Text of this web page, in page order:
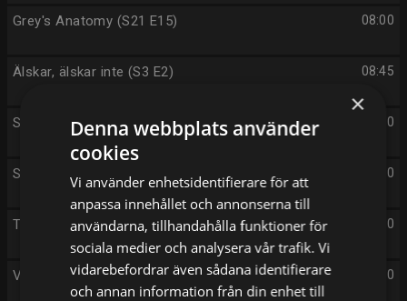
08:00
Grey's Anatomy (S21 E15)
08:45
Älskar, älskar inte (S3 E2)
09:40
Sommaren med släkten (S6 E10)
10:10
Sommaren med släkten (S6 E11)
10:50
Tunnelbanan (S8 E14)
11:50
Vägens hjältar (S12 E15)
×
Denna webbplats använder
cookies
Vi använder enhetsidentifierare för att
anpassa innehållet och annonserna till
användarna, tillhandahålla funktioner för
sociala medier och analysera vår trafik. Vi
vidarebefordrar även sådana identifierare
och annan information från din enhet till